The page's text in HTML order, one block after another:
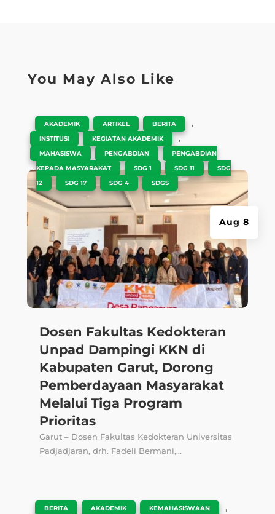
You May Also Like
Dosen Fakultas Kedokteran
Unpad Dampingi KKN di
Kabupaten Garut, Dorong
Pemberdayaan Masyarakat
Melalui Tiga Program
Prioritas
Aug 8
AKADEMIK ARTIKEL BERITA ,
INSTITUSI KEGIATAN AKADEMIK ,
MAHASISWA PENGABDIAN
PENGABDIAN
KEPADA MASYARAKAT
SDG 1 SDG 11
SDG
12
SDG 17 SDG 4 SDGS
Garut – Dosen Fakultas Kedokteran Universitas
Padjadjaran, drh. Fadeli Bermani,...
BERITA AKADEMIK KEMAHASISWAAN ,